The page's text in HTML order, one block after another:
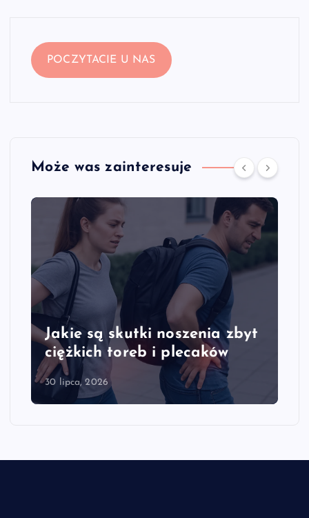
POCZYTACIE U NAS
Może was zainteresuje
Jakie są objawy przeciążenia
kręgosłupa szyjnego
28 lipca, 2026